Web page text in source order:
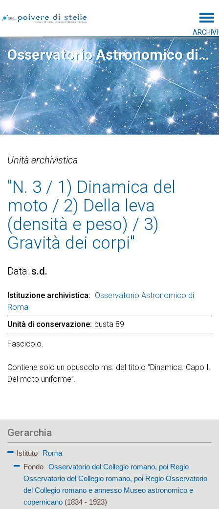
ARCHIVI
Osservatorio Astronomico di Roma
Unità archivistica
"N. 3 / 1) Dinamica del
moto / 2) Della leva
(densità e peso) / 3)
Gravità dei corpi"
Data s.d.
Istituzione archivistica
Osservatorio Astronomico di
Roma
Unità di conservazione busta 89
Fascicolo.
Contiene solo un opuscolo ms. dal titolo “Dinamica. Capo I.
Del moto uniforme”.
Gerarchia
Istituto
Roma
Fondo
Osservatorio del Collegio romano, poi Regio
Osservatorio del Collegio romano, poi Regio Osservatorio
del Collegio romano e annesso Museo astronomico e
copernicano(1834 - 1923)